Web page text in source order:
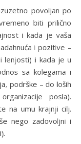
povoljan po
biti prilično
i kada je vaša
i pozitive –
lenjosti) i kada je u
sa kolegama i
podrške – do loših
posla).
na umu krajnji cilj.
nego zadovoljni i